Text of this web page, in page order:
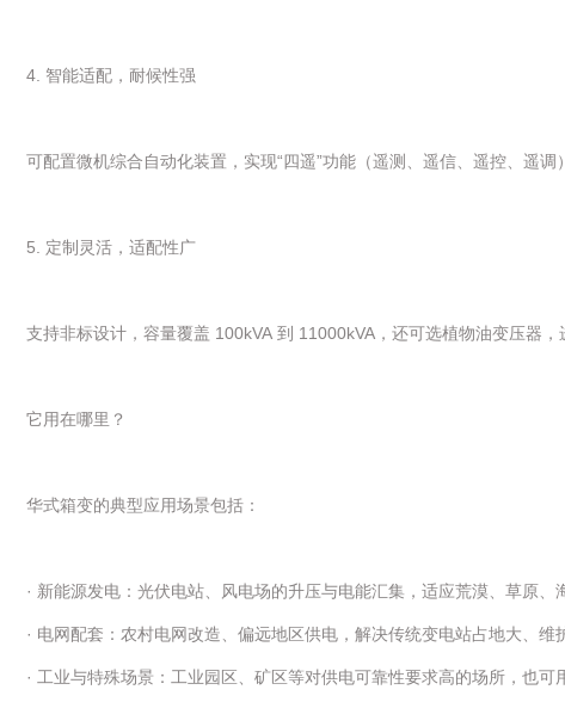
4. 智能适配，耐候性强
可配置微机综合自动化装置，实现“四遥”功能（遥测、遥信、遥控、遥
5. 定制灵活，适配性广
支持非标设计，容量覆盖 100kVA 到 11000kVA，还可选植物油变压器，
它用在哪里？
华式箱变的典型应用场景包括：
· 新能源发电：光伏电站、风电场的升压与电能汇集，适应荒漠、草原、
· 电网配套：农村电网改造、偏远地区供电，解决传统变电站占地大、维
· 工业与特殊场景：工业园区、矿区等对供电可靠性要求高的场所，也可